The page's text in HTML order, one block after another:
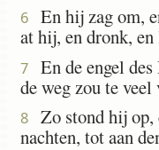
6
En hij zag om,
at hij, en dronk,
7
En de engel
de weg zou te
8
Zo stond hij op,
nachten, tot aan